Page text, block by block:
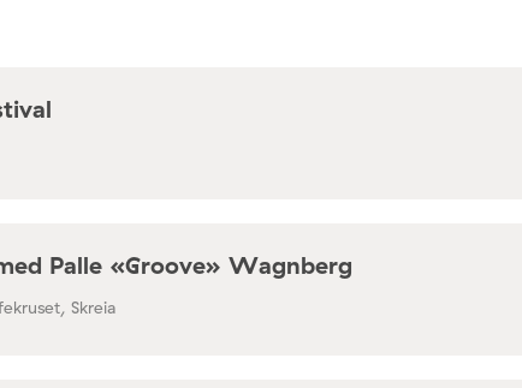
Palle «Groove» Wagnberg
Skreia